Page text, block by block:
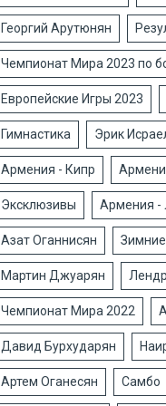
Георгий Арутюнян
Чемпионат Мира 2023 по
Европейские Игры 2023
Гимнастика Эрик
Армения - Кипр
Эксклюзивы Армения -
Азат Оганнисян
Мартин Джуарян
Чемпионат Мира 2022
Давид Бурхударян
Артем Оганесян Самбо